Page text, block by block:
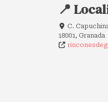
📍
C.
18001, Granada